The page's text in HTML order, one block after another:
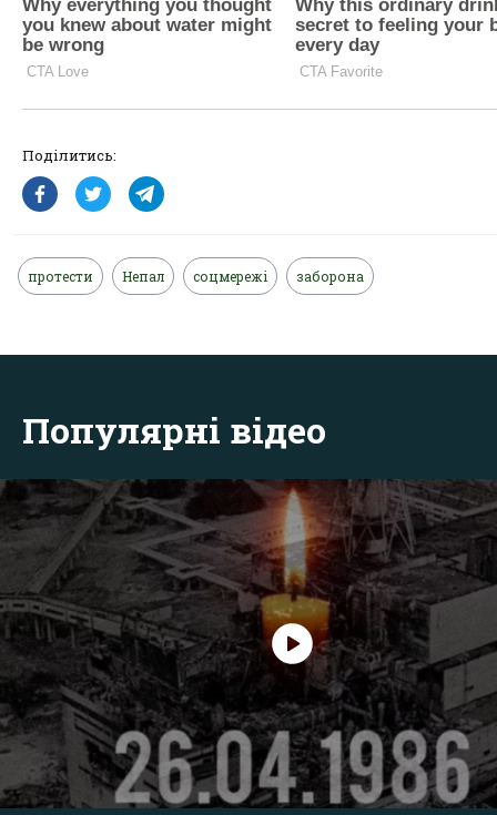
Поділитись:
протести Непал соцмережі заборона
Популярні відео